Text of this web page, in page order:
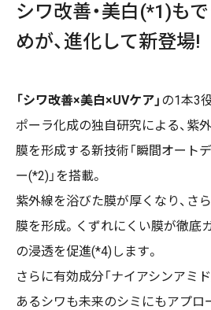
シワ改善・美⽩(*1)も
めが、進化して新登場!
「シワ改善×美⽩×UVケア」 の1本3
ポーラ化成の独⾃研究による、紫
膜を形成する新技術「瞬間オート
ー(*2)」を搭載。
紫外線を浴びた膜が厚くなり、さ
膜を形成。くずれにくい膜が徹底
の浸透を促進(*4)します。
さらに有効成分「ナイアシンアミ
あるシワも未来のシミにもアプロ